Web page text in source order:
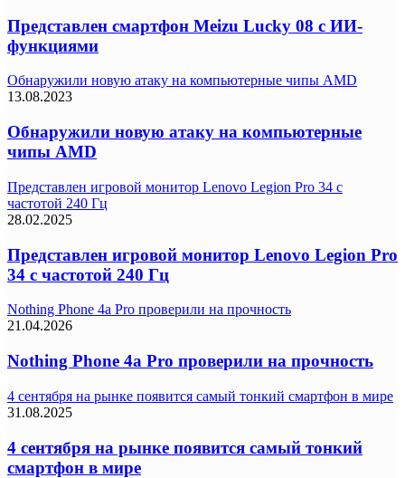
Представлен смартфон Meizu Lucky 08 с ИИ-
функциями
Обнаружили новую атаку на компьютерные чипы AMD
13.08.2023
Обнаружили новую атаку на компьютерные
чипы AMD
Представлен игровой монитор Lenovo Legion Pro 34 с
частотой 240 Гц
28.02.2025
Представлен игровой монитор Lenovo Legion Pro
34 с частотой 240 Гц
Nothing Phone 4a Pro проверили на прочность
21.04.2026
Nothing Phone 4a Pro проверили на прочность
4 сентября на рынке появится самый тонкий смартфон в мире
31.08.2025
4 сентября на рынке появится самый тонкий
смартфон в мире